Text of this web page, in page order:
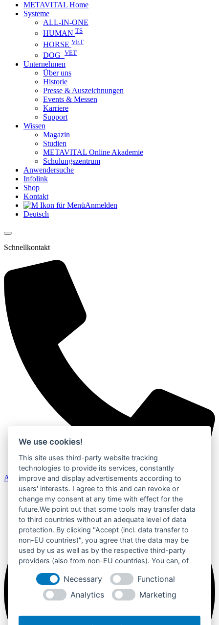
METAVITAL Home
Systeme
ALL-IN-ONE
HUMAN TS
HORSE VET
DOG VET
Unternehmen
Über uns
Historie
Presse & Auszeichnungen
Events & Messen
Karriere
Support
Wissen
Magazin
Studien
METAVITAL Online Akademie
Schulungszentrum
Anwendersuche
Infolink
Shop
Kontakt
Anmelden
Deutsch
We use cookies!
This site uses third-party website tracking
technologies to provide its services, constantly
improve and display advertisements according to
users' interests. I agree to this and can revoke or
change my consent at any time with effect for the
future.We point out that some tools may transfer data
to third countries without an adequate level of data
protection. By clicking "Accept (incl. data transfer to
non-EU countries)", you agree that the data may be
used by us as well as by the respective third-party
providers (also from non-EU countries). You can, of
Necessary
Functional
Analytics
Marketing
Schnellkontakt
Anruf